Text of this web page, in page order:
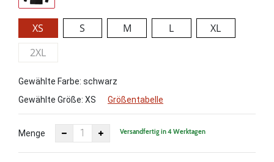
XS S M L
XL
2XL
Gewählte Farbe: schwarz
Gewählte Größe: XS Größentabelle
Menge Versandfertig in 4 Werktagen